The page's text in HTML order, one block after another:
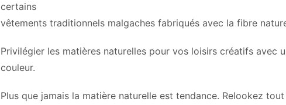
certains
vêtements traditionnels malgaches fabriqués avec la fibre
Privilégier les matières naturelles pour vos loisirs créatifs avec
couleur.
Plus que jamais la matière naturelle est tendance. Relookez